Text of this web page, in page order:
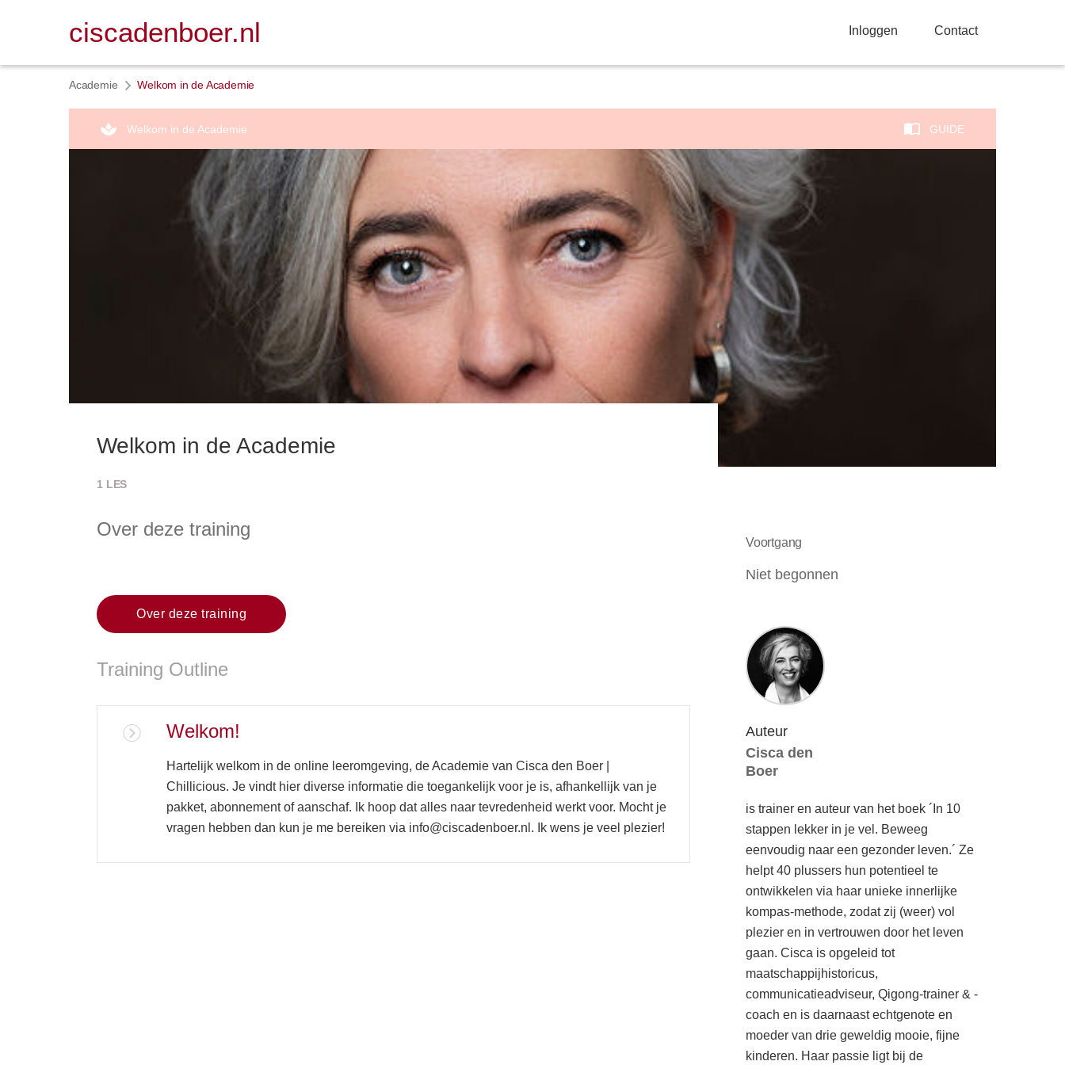
ciscadenboer.nl Inloggen Contact
Academie Welkom in de Academie
Welkom in de Academie GUIDE
Welkom in de Academie
1 LES
Over deze training
Over deze training
Training Outline
Welkom!
Hartelijk welkom in de online leeromgeving, de Academie van Cisca den Boer |
Chillicious. Je vindt hier diverse informatie die toegankelijk voor je is, afhankellijk van je
pakket, abonnement of aanschaf. Ik hoop dat alles naar tevredenheid werkt voor. Mocht je
vragen hebben dan kun je me bereiken via info@ciscadenboer.nl. Ik wens je veel plezier!
Voortgang
Niet begonnen
Auteur
Cisca den
Boer
is trainer en auteur van het boek ´In 10
stappen lekker in je vel. Beweeg
eenvoudig naar een gezonder leven.´ Ze
helpt 40 plussers hun potentieel te
ontwikkelen via haar unieke innerlijke
kompas-methode, zodat zij (weer) vol
plezier en in vertrouwen door het leven
gaan. Cisca is opgeleid tot
maatschappijhistoricus,
communicatieadviseur, Qigong-trainer & -
coach en is daarnaast echtgenote en
moeder van drie geweldig mooie, fijne
kinderen. Haar passie ligt bij de